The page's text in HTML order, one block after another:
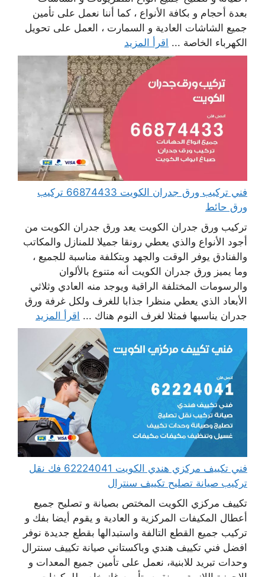
بعدة أحجام و بكافة الأنواع ، كما أننا نعمل على تأمين
جميع الشاشات العادية و السمارت ، العمل على تحويل
الكهرباء الخاصة ... اقرأ المزيد
فني تركيب ورق جدران الكويت 66874433 تركيب
ورق حائط
تركيب ورق جدران الكويت يعد ورق جدران الكويت من
أجود الأنواع والذي يعطي رونقا جميلا للمنازل والمكاتب
والفنادق يوفر الوقت والجهد وبتكلفة مناسبة للجميع ،
وما يميز ورق جدران الكويت أنه متنوع بالألوان
والرسومات المختلفة الراقية ويوجد منه العادي وثلاثي
الأبعاد الذي يعطي منظرا جذابا للغرف ولكل غرفة ورق
جدران يناسبها فمثلا لغرف النوم هناك ... اقرأ المزيد
فني تكييف مركزي هندي الكويت 62224041 فك نقل
تركيب صيانة تصليح تكييف سنترال
تكييف مركزي الكويت المختص بصيانة و تصليح جميع
أعطال المكيفات المركزية و العادية و يقوم أيضا بفك و
تركيب جميع القطع التالفة واستبدالها بقطع جديدة نوفر
افضل فني تكييف هندي وباكستاني صيانة تكييف سنترال
وحدات تبريد للابنية، نعمل على تأمين جميع المعدات و